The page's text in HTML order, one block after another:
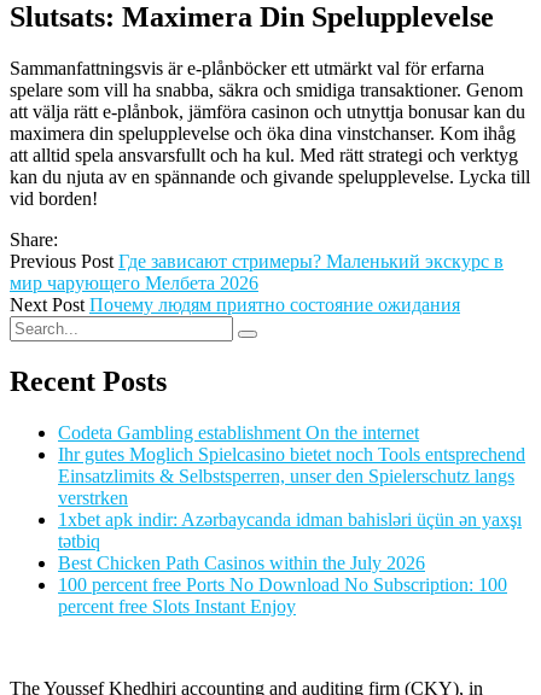
Slutsats: Maximera Din Spelupplevelse
Sammanfattningsvis är e-plånböcker ett utmärkt val för erfarna
spelare som vill ha snabba, säkra och smidiga transaktioner. Genom
att välja rätt e-plånbok, jämföra casinon och utnyttja bonusar kan du
maximera din spelupplevelse och öka dina vinstchanser. Kom ihåg
att alltid spela ansvarsfullt och ha kul. Med rätt strategi och verktyg
kan du njuta av en spännande och givande spelupplevelse. Lycka till
vid borden!
Share:
Previous Post Где зависают стримеры? Маленький экскурс в
мир чарующего Мелбета 2026
Next Post Почему людям приятно состояние ожидания
Recent Posts
Codeta Gambling establishment On the internet
Ihr gutes Moglich Spielcasino bietet noch Tools entsprechend
Einsatzlimits & Selbstsperren, unser den Spielerschutz langs
verstrken
1xbet apk indir: Azərbaycanda idman bahisləri üçün ən yaxşı
tətbiq
Best Chicken Path Casinos within the July 2026
100 percent free Ports No Download No Subscription: 100
percent free Slots Instant Enjoy
The Youssef Khedhiri accounting and auditing firm (CKY), in